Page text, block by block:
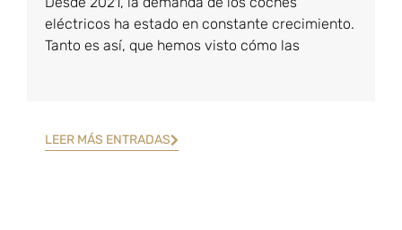
eléctricos ha estado en constante crecimiento.
Tanto es así, que hemos visto cómo las
LEER MÁS ENTRADAS